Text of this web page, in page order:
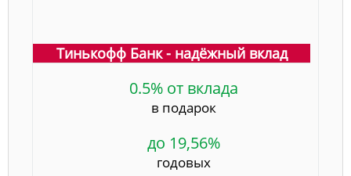
Тинькофф Банк - надёжный вклад
0.5% от вклада
в подарок
до 19,56%
годовых